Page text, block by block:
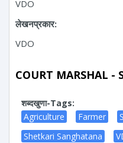
VDO
लेखनप्रकार:
VDO
COURT MARSHAL -
शब्दखुणा-Tags:
Agriculture
Farmer
Shetkari Sanghatana